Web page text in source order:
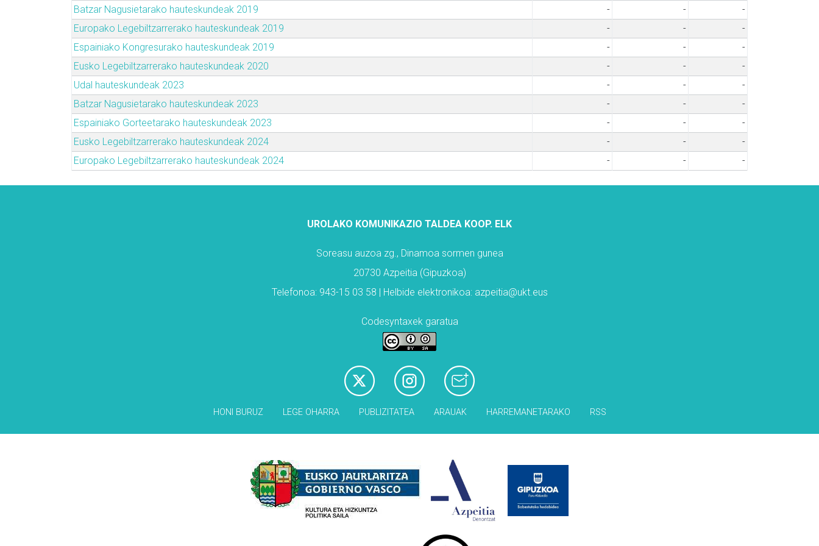
Batzar Nagusietarako hauteskundeak 2019
- -
-
Europako Legebiltzarrerako hauteskundeak 2019
- -
-
Espainiako Kongresurako hauteskundeak 2019
- -
-
Eusko Legebiltzarrerako hauteskundeak 2020
- -
-
Udal hauteskundeak 2023
- -
-
Batzar Nagusietarako hauteskundeak 2023
- -
-
Espainiako Gorteetarako hauteskundeak 2023
- -
-
Eusko Legebiltzarrerako hauteskundeak 2024
- -
-
Europako Legebiltzarrerako hauteskundeak 2024
- - -
UROLAKO KOMUNIKAZIO TALDEA KOOP. ELK
Soreasu auzoa zg., Dinamoa sormen gunea
20730 Azpeitia (Gipuzkoa)
Telefonoa: 943-15 03 58 | Helbide elektronikoa: azpeitia@ukt.eus
Codesyntaxek garatua
HONI BURUZ LEGE OHARRA PUBLIZITATEA ARAUAK HARREMANETARAKO RSS